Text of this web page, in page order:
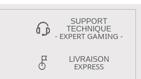
SUPPORT
TECHNIQUE
- EXPERT GAMING -
LIVRAISON
EXPRESS